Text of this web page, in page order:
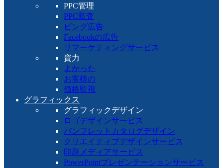
PPC管理
PPC監査
ビング広告
Facebookの広告
リマーケティングサービス
資力
よかった
お客様の
価格監視
グラフィックス
グラフィックデザイン
ロゴデザインサービス
パンフレットカタログデザイン
クリエイティブデザインサービス
印刷メディアサービス
PowerPointプレゼンテーションサービス